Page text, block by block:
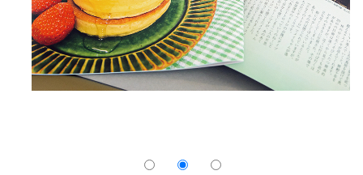
よくあるご質問
English